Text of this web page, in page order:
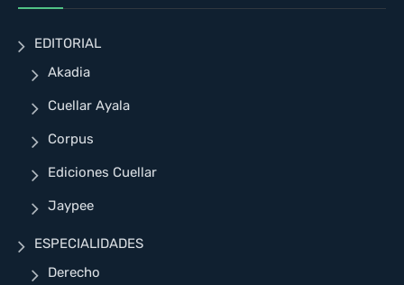
EDITORIAL
Akadia
Cuellar Ayala
Corpus
Ediciones Cuellar
Jaypee
ESPECIALIDADES
Derecho